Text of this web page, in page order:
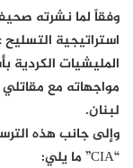
وفقاً لما نشرته
استراتيجية
المليشيات الكردية
مواجهاته مع
لبنان.
وإلى جانب هذه
“CIA” ما يلي: